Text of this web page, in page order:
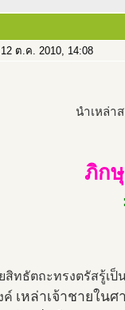
12 ต.ค. 2010, 14:08
นำเหล่า
ภิก
ยสิทธัตถะทรงตรัสรู้เ
ค์ เหล่าเจ้าชายใน